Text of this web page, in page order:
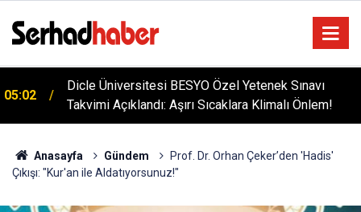
04:51
Diyarbakır'da İşçi Kıyımı: 45 Derece Sıcakta 763
Gündür Adalet Bekliyorlar
Anasayfa Gündem
Prof. Dr. Orhan Çeker’den 'Hadis'
Çıkışı: "Kur'an ile Aldatıyorsunuz!"